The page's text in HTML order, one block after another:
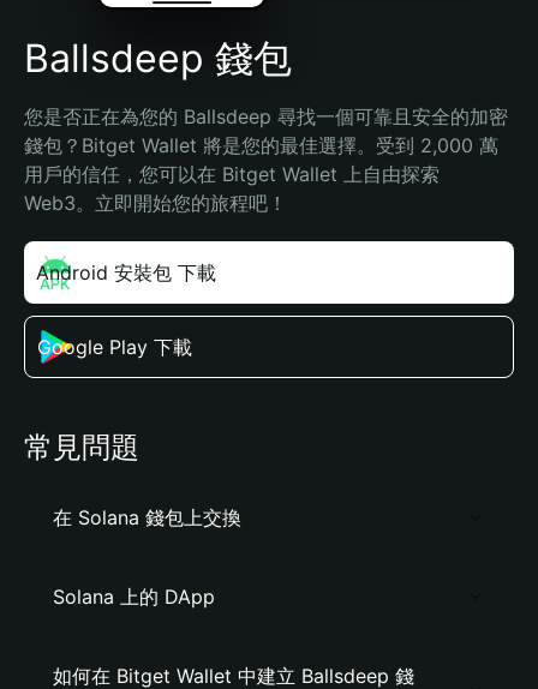
Ballsdeep 錢包
您是否正在為您的 Ballsdeep 尋找一個可靠且安全的加密
錢包？Bitget Wallet 將是您的最佳選擇。受到 2,000 萬
用戶的信任，您可以在 Bitget Wallet 上自由探索
Web3。立即開始您的旅程吧！
Android 安裝包 下載
Google Play 下載
常見問題
在 Solana 錢包上交換
Solana 上的 DApp
如何在 Bitget Wallet 中建立 Ballsdeep 錢